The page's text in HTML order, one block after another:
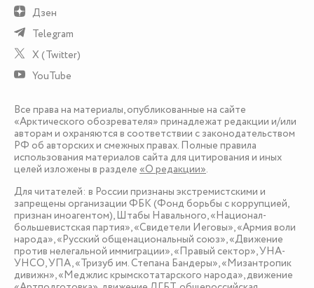
Дзен
Telegram
X (Twitter)
YouTube
Все права на материалы, опубликованные на сайте
«Арктического обозревателя» принадлежат редакции и/или
авторам и охраняются в соответствии с законодательством
РФ об авторских и смежных правах. Полные правила
использования материалов сайта для цитирования и иных
целей изложены в разделе «О редакции».
Для читателей: в России признаны экстремистскими и
запрещены организации ФБК (Фонд борьбы с коррупцией,
признан иноагентом), Штабы Навального, «Национал-
большевистская партия», «Свидетели Иеговы», «Армия воли
народа», «Русский общенациональный союз», «Движение
против нелегальной иммиграции», «Правый сектор», УНА-
УНСО, УПА, «Тризуб им. Степана Бандеры», «Мизантропик
дивижн», «Меджлис крымскотатарского народа», движение